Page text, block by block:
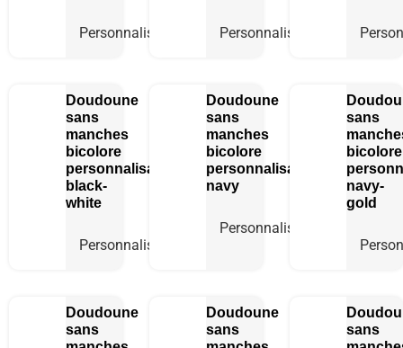
Personnaliser Personnaliser
Doudoune
sans
manches
bicolore
personnalisable
black-
white
Personnaliser
Doudoune
sans
manches
bicolore
personnalisable
navy
Personnaliser
sans
bicolore
navy-
gold
Doudoune
sans
Doudoune
sans
sans